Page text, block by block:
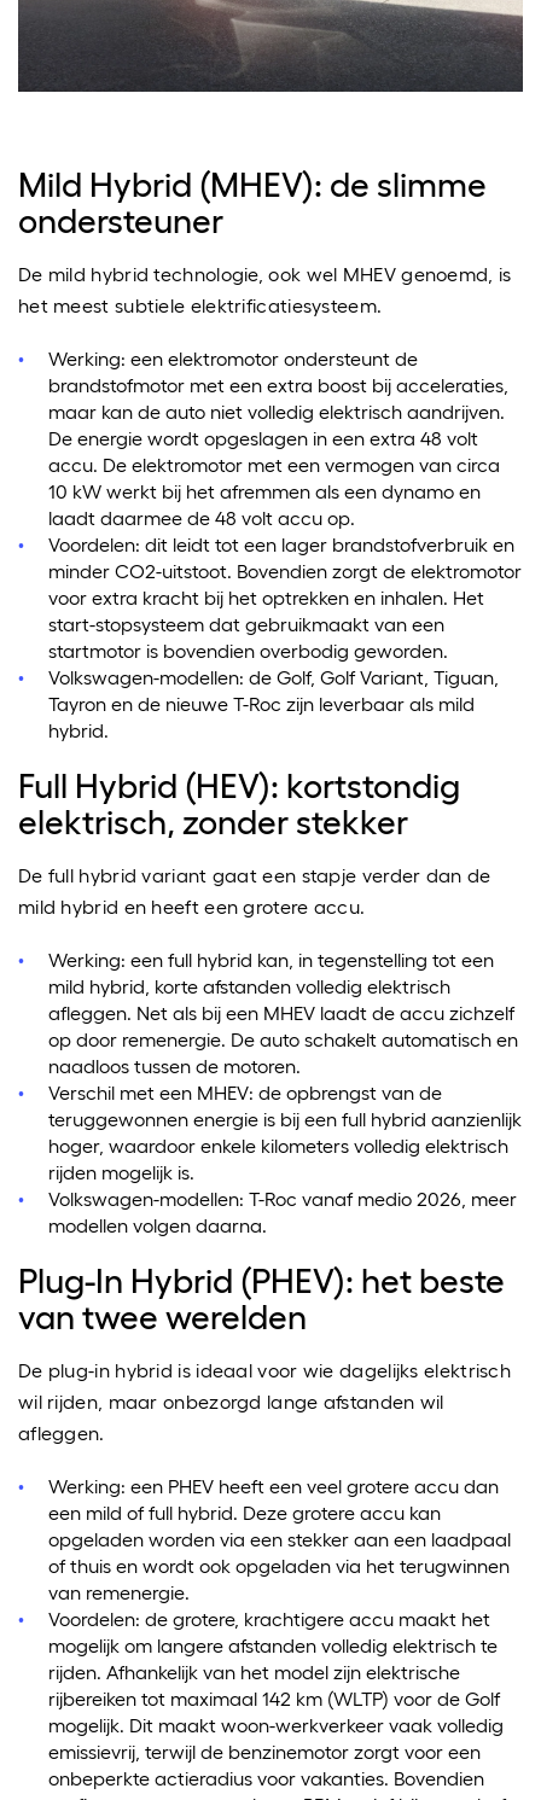
Mild Hybrid (MHEV): de slimme
ondersteuner
De mild hybrid technologie, ook wel MHEV genoemd, is
het meest subtiele elektrificatiesysteem.
Werking: een elektromotor ondersteunt de
brandstofmotor met een extra boost bij acceleraties,
maar kan de auto niet volledig elektrisch aandrijven.
De energie wordt opgeslagen in een extra 48 volt
accu. De elektromotor met een vermogen van circa
10 kW werkt bij het afremmen als een dynamo en
laadt daarmee de 48 volt accu op.
Voordelen: dit leidt tot een lager brandstofverbruik en
minder CO2-uitstoot. Bovendien zorgt de elektromotor
voor extra kracht bij het optrekken en inhalen. Het
start-stopsysteem dat gebruikmaakt van een
startmotor is bovendien overbodig geworden.
Volkswagen-modellen: de Golf, Golf Variant, Tiguan,
Tayron en de nieuwe T-Roc zijn leverbaar als mild
hybrid.
Full Hybrid (HEV): kortstondig
elektrisch, zonder stekker
De full hybrid variant gaat een stapje verder dan de
mild hybrid en heeft een grotere accu.
Werking: een full hybrid kan, in tegenstelling tot een
mild hybrid, korte afstanden volledig elektrisch
afleggen. Net als bij een MHEV laadt de accu zichzelf
op door remenergie. De auto schakelt automatisch en
naadloos tussen de motoren.
Verschil met een MHEV: de opbrengst van de
teruggewonnen energie is bij een full hybrid aanzienlijk
hoger, waardoor enkele kilometers volledig elektrisch
rijden mogelijk is.
Volkswagen-modellen: T-Roc vanaf medio 2026, meer
modellen volgen daarna.
Plug-In Hybrid (PHEV): het beste
van twee werelden
De plug-in hybrid is ideaal voor wie dagelijks elektrisch
wil rijden, maar onbezorgd lange afstanden wil
afleggen.
Werking: een PHEV heeft een veel grotere accu dan
een mild of full hybrid. Deze grotere accu kan
opgeladen worden via een stekker aan een laadpaal
of thuis en wordt ook opgeladen via het terugwinnen
van remenergie.
Voordelen: de grotere, krachtigere accu maakt het
mogelijk om langere afstanden volledig elektrisch te
rijden. Afhankelijk van het model zijn elektrische
rijbereiken tot maximaal 142 km (WLTP) voor de Golf
mogelijk. Dit maakt woon-werkverkeer vaak volledig
emissievrij, terwijl de benzinemotor zorgt voor een
onbeperkte actieradius voor vakanties. Bovendien